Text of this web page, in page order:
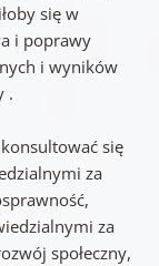
się w
i poprawy
i wyników
.
się
za
za
społeczny,